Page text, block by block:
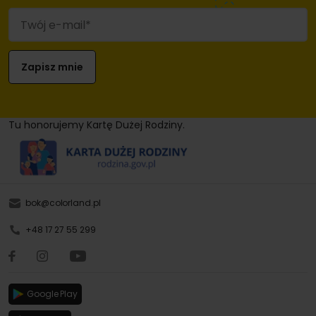
Tu honorujemy Kartę Dużej Rodziny.
bok@colorland.pl
+48 17 27 55 299
Google Play